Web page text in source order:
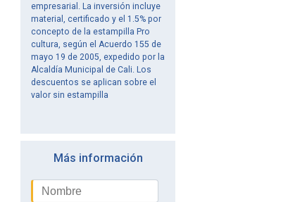
empresarial. La inversión incluye
material, certificado y el 1.5% por
concepto de la estampilla Pro
cultura, según el Acuerdo 155 de
mayo 19 de 2005, expedido por la
Alcaldía Municipal de Cali. Los
descuentos se aplican sobre el
valor sin estampilla
Más información